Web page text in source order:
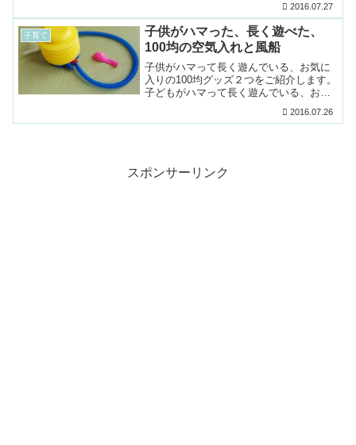
介している商品情報は記事執筆時のもの
となり、今後...
2016.07.27
子育て
子供がハマった、長く遊べた、
100均の空気入れと風船
子供がハマって長く遊んでいる、お気に
入りの100均グッズ２つをご紹介します。
子どもがハマって長く遊んでいる、お気
商品情報は記事執筆時のものとなり、今
2016.07.26
スポンサーリンク